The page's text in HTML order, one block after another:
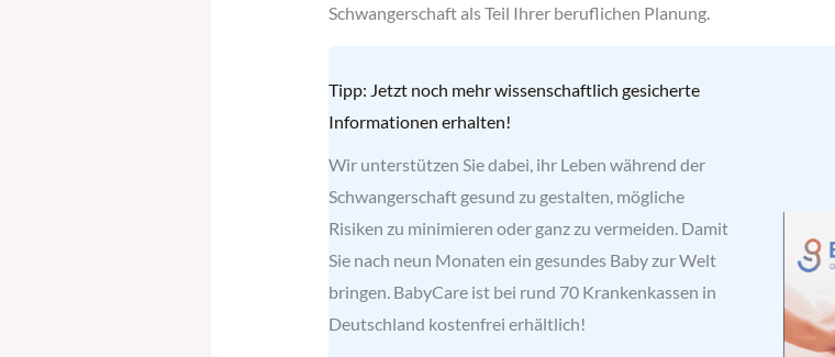
Schwangerschaft als Teil Ihrer beruflichen Planung.
Tipp: Jetzt noch mehr wissenschaftlich gesicherte
Informationen erhalten!
Wir unterstützen Sie dabei, ihr Leben während der
Schwangerschaft gesund zu gestalten, mögliche
Risiken zu minimieren oder ganz zu vermeiden. Damit
Sie nach neun Monaten ein gesundes Baby zur Welt
bringen. BabyCare ist bei rund 70 Krankenkassen in
Deutschland kostenfrei erhältlich!